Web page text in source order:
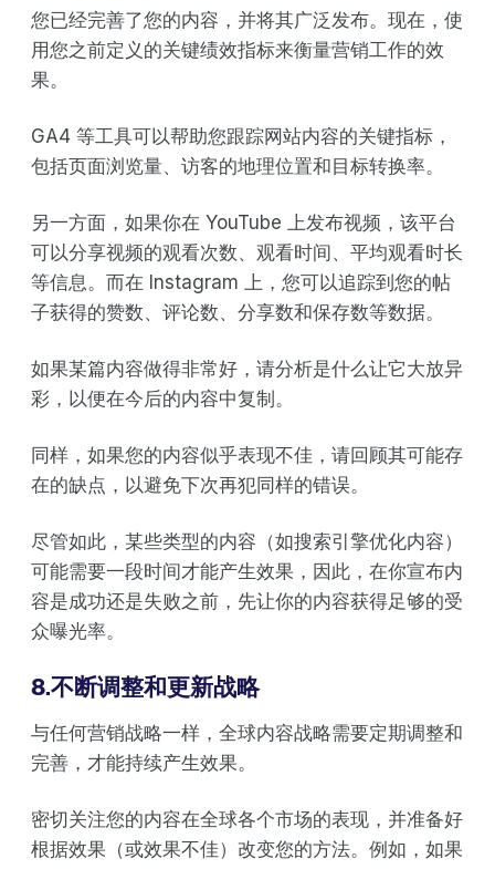
您已经完善了您的内容，并将其广泛发布。现在，使
用您之前定义的关键绩效指标来衡量营销工作的效
果。
GA4 等工具可以帮助您跟踪网站内容的关键指标，
包括页面浏览量、访客的地理位置和目标转换率。
另一方面，如果你在 YouTube 上发布视频，该平台
可以分享视频的观看次数、观看时间、平均观看时长
等信息。而在 Instagram 上，您可以追踪到您的帖
子获得的赞数、评论数、分享数和保存数等数据。
如果某篇内容做得非常好，请分析是什么让它大放异
彩，以便在今后的内容中复制。
同样，如果您的内容似乎表现不佳，请回顾其可能存
在的缺点，以避免下次再犯同样的错误。
尽管如此，某些类型的内容（如搜索引擎优化内容）
可能需要一段时间才能产生效果，因此，在你宣布内
容是成功还是失败之前，先让你的内容获得足够的受
众曝光率。
8.不断调整和更新战略
与任何营销战略一样，全球内容战略需要定期调整和
完善，才能持续产生效果。
密切关注您的内容在全球各个市场的表现，并准备好
根据效果（或效果不佳）改变您的方法。例如，如果